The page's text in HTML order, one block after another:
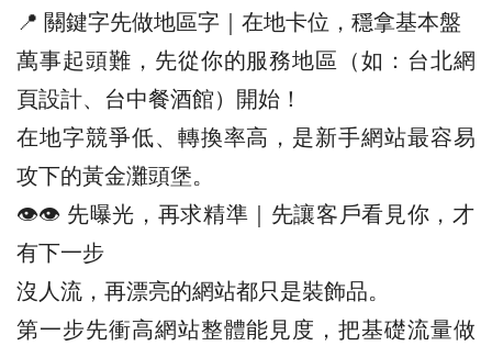
📍 關鍵字先做地區字｜在地卡位，穩拿基本盤
萬事起頭難，先從你的服務地區（如：台北網
頁設計、台中餐酒館）開始！
在地字競爭低、轉換率高，是新手網站最容易
攻下的黃金灘頭堡。
👁️‍👁️‍ 先曝光，再求精準｜先讓客戶看見你，才
有下一步
沒人流，再漂亮的網站都只是裝飾品。
第一步先衝高網站整體能見度，把基礎流量做